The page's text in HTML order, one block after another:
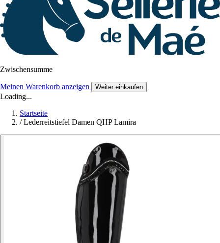
Zwischensumme
Meinen Warenkorb anzeigen Weiter einkaufen
Loading...
Startseite
/ Lederreitstiefel Damen QHP Lamira